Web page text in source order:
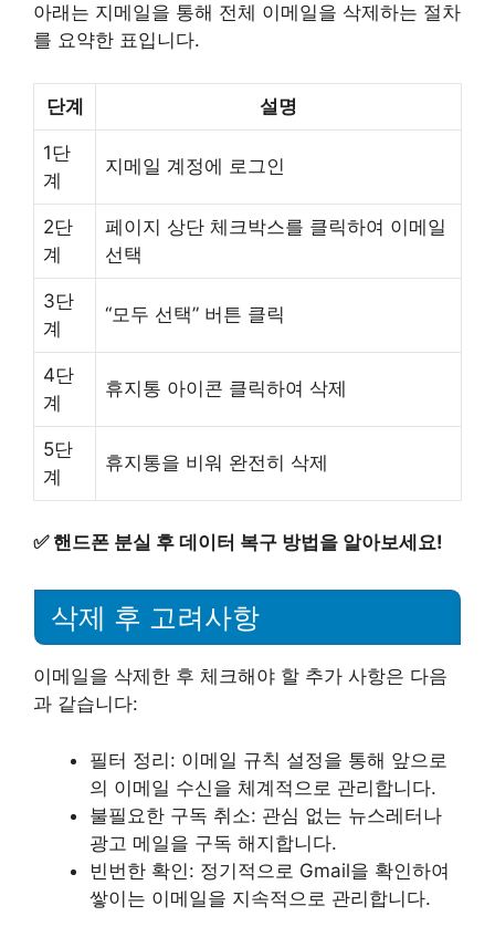
아래는 지메일을 통해 전체 이메일을 삭제하는 절차
를 요약한 표입니다.
단계 설명
1단
계
지메일 계정에 로그인
2단
계
페이지 상단 체크박스를 클릭하여 이메일
선택
3단
계
“모두 선택” 버튼 클릭
4단
계
휴지통 아이콘 클릭하여 삭제
5단
계
휴지통을 비워 완전히 삭제
✅ 핸드폰 분실 후 데이터 복구 방법을 알아보세요!
삭제 후 고려사항
이메일을 삭제한 후 체크해야 할 추가 사항은 다음
과 같습니다:
필터 정리: 이메일 규칙 설정을 통해 앞으로
의 이메일 수신을 체계적으로 관리합니다.
불필요한 구독 취소: 관심 없는 뉴스레터나
광고 메일을 구독 해지합니다.
빈번한 확인: 정기적으로 Gmail을 확인하여
쌓이는 이메일을 지속적으로 관리합니다.